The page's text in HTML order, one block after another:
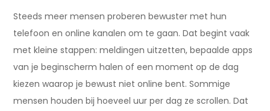
Steeds meer mensen proberen bewuster met hun
telefoon en online kanalen om te gaan. Dat begint vaak
met kleine stappen: meldingen uitzetten, bepaalde apps
van je beginscherm halen of een moment op de dag
kiezen waarop je bewust niet online bent. Sommige
mensen houden bij hoeveel uur per dag ze scrollen. Dat